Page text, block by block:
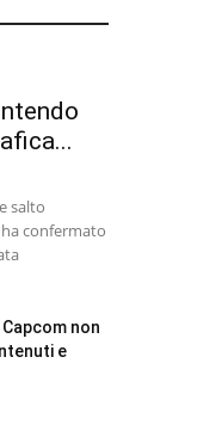
salto
confermato
non
e